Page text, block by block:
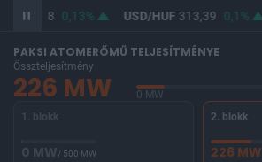
362,18 0,13% USD/HUF313,39 0,1%
PAKSI ATOMERŐMŰ TELJESÍTMÉNYE
Összteljesítmény
226 MW 0 MW
1. blokk
0 MW/ 500 MW
2. blokk
226 MW